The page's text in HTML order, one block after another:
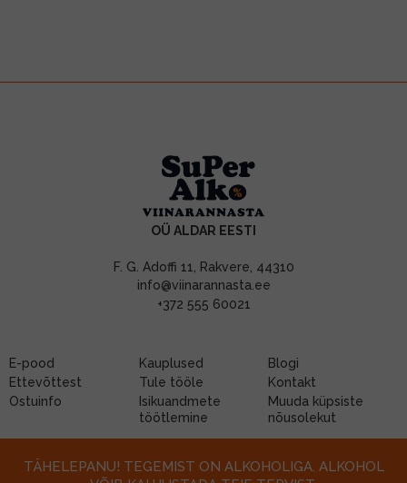
OÜ ALDAR EESTI
F. G. Adoffi 11, Rakvere, 44310
info@viinarannasta.ee
+372 555 60021
E-pood Kauplused
Blogi
Ettevõttest
Tule tööle
Kontakt
Ostuinfo
Isikuandmete
töötlemine
Muuda küpsiste
nõusolekut
TÄHELEPANU! TEGEMIST ON ALKOHOLIGA. ALKOHOL